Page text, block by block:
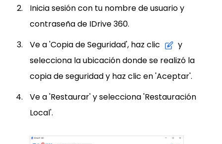
Inicia sesión con tu nombre de usuario y
contraseña de IDrive 360.
Ve a 'Copia de Seguridad', haz clic
y
selecciona la ubicación donde se realizó la
copia de seguridad y haz clic en 'Aceptar'.
Ve a 'Restaurar' y selecciona 'Restauración
Local'.